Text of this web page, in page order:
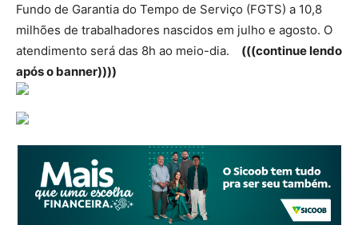
Fundo de Garantia do Tempo de Serviço (FGTS) a 10,8
milhões de trabalhadores nascidos em julho e agosto. O
atendimento será das 8h ao meio-dia.
(((continue lendo
após o banner))))